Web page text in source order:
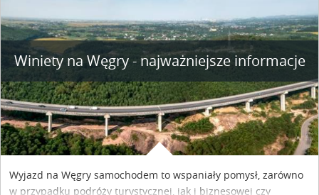
Winiety na Węgry - najważniejsze informacje
Wyjazd na Węgry samochodem to wspaniały pomysł, zarówno
w przypadku podróży turystycznej, jak i biznesowej czy